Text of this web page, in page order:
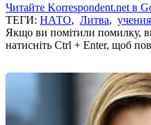
Читайте Korrespondent.net в
ТЕГИ: НАТО, Литва, учения
Якщо ви помітили помилку,
натисніть Ctrl + Enter, щоб